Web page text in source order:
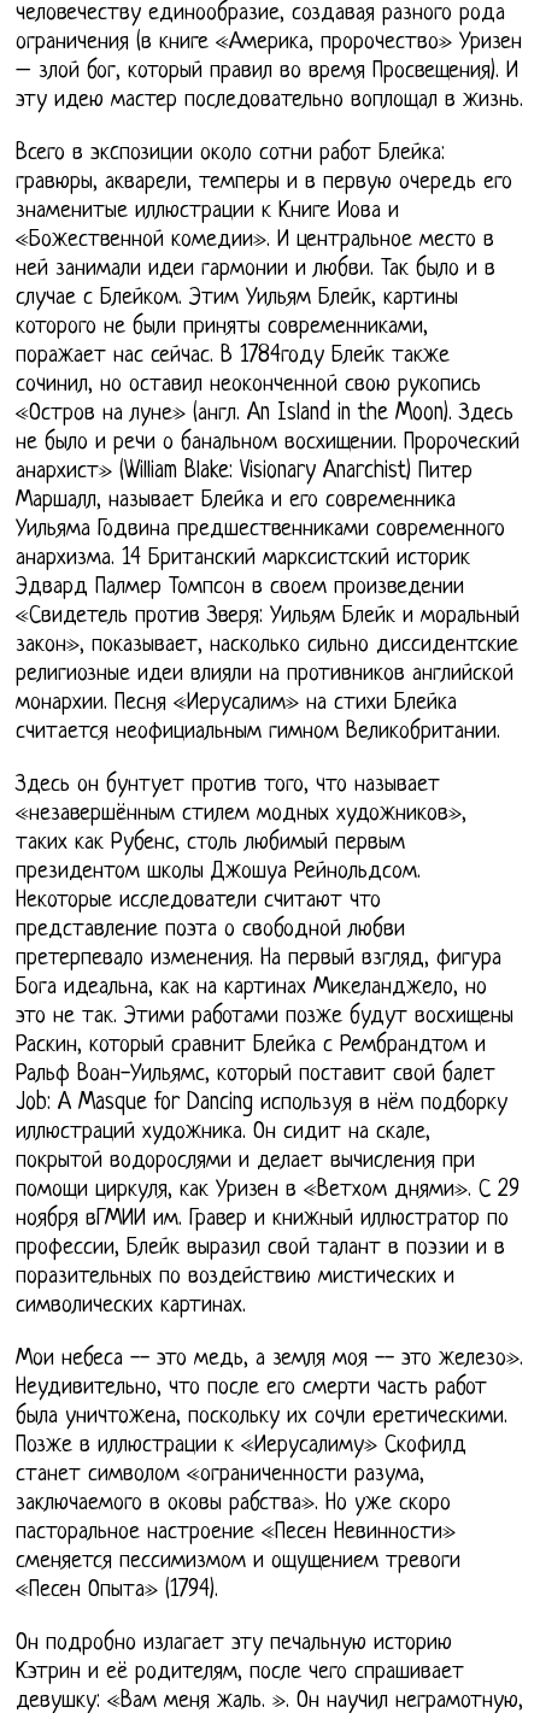
человечеству единообразие, создавая разного рода
ограничения (в книге «Америка, пророчество» Уризен
– злой бог, который правил во время Просвещения). И
эту идею мастер последовательно воплощал в жизнь.
Всего в экcпозиции около сотни работ Блейка:
гравюры, акварели, темперы и в первую очередь его
знаменитые иллюстрации к Книге Иова и
«Божественной комедии». И центральное место в
ней занимали идеи гармонии и любви. Так было и в
случае с Блейком. Этим Уильям Блейк, картины
которого не были приняты современниками,
поражает нас сейчас. В 1784году Блейк также
сочинил, но оставил неоконченной свою рукопись
«Остров на луне» (англ. An Island in the Moon). Здесь
не было и речи о банальном восхищении. Пророческий
анархист» (William Blake: Visionary Anarchist) Питер
Маршалл, называет Блейка и его современника
Уильяма Годвина предшественниками современного
анархизма. 14 Британский марксистский историк
Эдвард Палмер Томпсон в своем произведении
«Свидетель против Зверя: Уильям Блейк и моральный
закон», показывает, насколько сильно диссидентские
религиозные идеи влияли на противников английской
монархии. Песня «Иерусалим» на стихи Блейка
считается неофициальным гимном Великобритании.
Здесь он бунтует против того, что называет
«незавершённым стилем модных художников»,
таких как Рубенс, столь любимый первым
президентом школы Джошуа Рейнольдсом.
Некоторые исследователи считают что
представление поэта о свободной любви
претерпевало изменения. На первый взгляд, фигура
Бога идеальна, как на картинах Микеланджело, но
это не так. Этими работами позже будут восхищены
Раскин, который сравнит Блейка с Рембрандтом и
Ральф Воан-Уильямс, который поставит свой балет
Job: A Masque for Dancing используя в нём подборку
иллюстраций художника. Он сидит на скале,
покрытой водорослями и делает вычисления при
помощи циркуля, как Уризен в «Ветхом днями». С 29
ноября вГМИИ им. Гравер и книжный иллюстратор по
профессии, Блейк выразил свой талант в поэзии и в
поразительных по воздействию мистических и
символических картинах.
Мои небеса -- это медь, а земля моя -- это железо».
Неудивительно, что после его смерти часть работ
была уничтожена, поскольку их сочли еретическими.
Позже в иллюстрации к «Иерусалиму» Скофилд
станет символом «ограниченности разума,
заключаемого в оковы рабства». Но уже скоро
пасторальное настроение «Песен Невинности»
сменяется пессимизмом и ощущением тревоги
«Песен Опыта» (1794).
Он подробно излагает эту печальную историю
Кэтрин и её родителям, после чего спрашивает
девушку: «Вам меня жаль. ». Он научил неграмотную,